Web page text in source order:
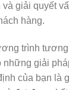
giải quyết
hàng.
trình
những giải
của bạn là